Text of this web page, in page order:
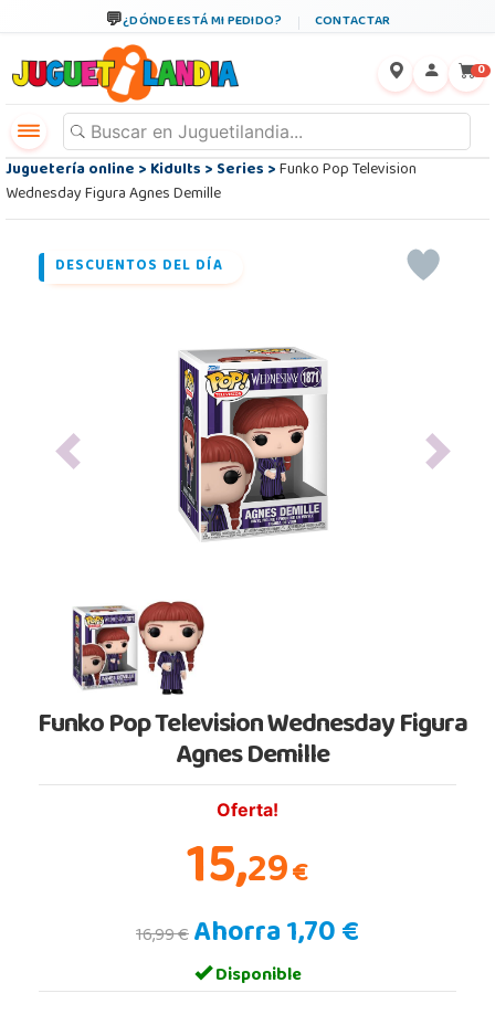
¿DÓNDE ESTÁ MI PEDIDO? CONTACTAR
0
Juguetería online>Kidults>Series>Funko Pop Television
Wednesday Figura Agnes Demille
DESCUENTOS DEL DÍA
Previous Next
Funko Pop Television Wednesday Figura
Agnes Demille
Oferta!
15,29€
16,99 €Ahorra 1,70 €
Disponible